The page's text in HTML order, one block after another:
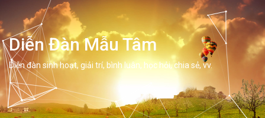
Diễn Đàn Mẫu Tâm
Diễn đàn sinh hoạt, giải trí, bình luân, học hỏi, chia sẻ, vv.